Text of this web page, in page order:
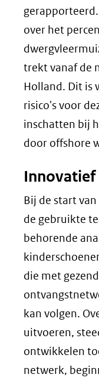
over het
trekt vanaf de
Holland. Dit is
risico's voor
inschatten bij
door offshore
Bij de start
de gebruikte
behorende
die met
kan volgen.
uitvoeren,
ontwikkelen
netwerk,